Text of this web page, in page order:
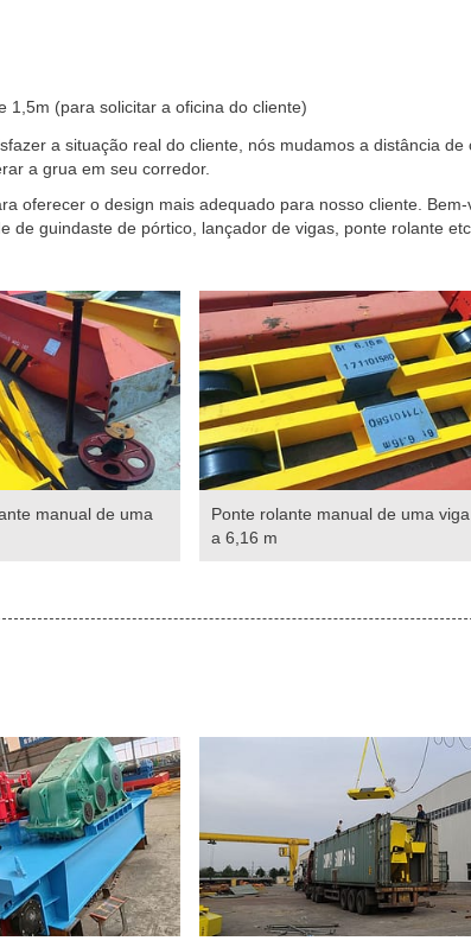
(para solicitar a oficina do cliente)
a situação real do cliente, nós mudamos a distância de
a grua em seu corredor.
oferecer o design mais adequado para nosso cliente. Bem-
de guindaste de pórtico, lançador de vigas, ponte rolante
manual de uma
Ponte rolante manual de uma
a 6,16 m